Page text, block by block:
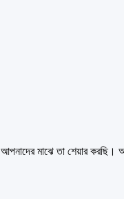
মাঝে তা শেয়ার করছি।